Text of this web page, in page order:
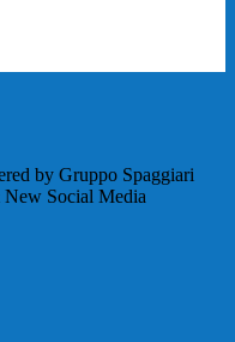
by Gruppo Spaggiari
Social Media